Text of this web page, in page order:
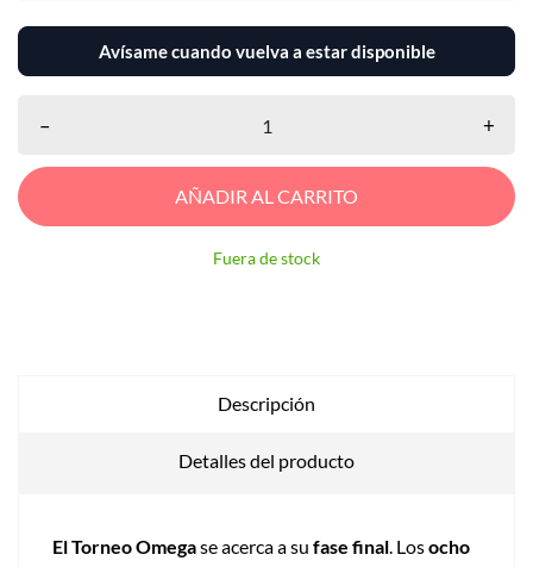
Avísame cuando vuelva a estar disponible
– +
AÑADIR AL CARRITO
Fuera de stock
Descripción
Detalles del producto
El Torneo Omegase acerca a su fase final. Losocho